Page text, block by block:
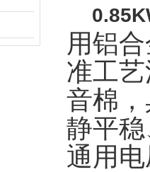
用铝
准工
音棉
静平
通用